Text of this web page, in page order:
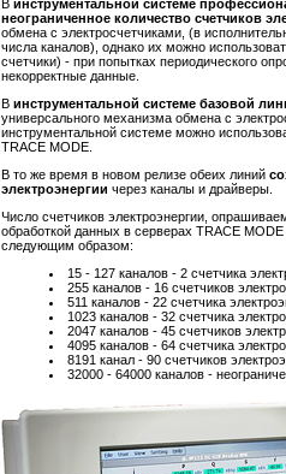
В инструментальной системе
неограниченное количество счетчиков
обмена с электросчетчиками, (в
числа каналов), однако их можно
счетчики) - при попытках периодического
некорректные данные.
В инструментальной системе базовой
универсального механизма обмена с
инструментальной системе можно
TRACE MODE.
B то же время в новом релизе обеих линий
электроэнергии через каналы и драйверы.
Число счетчиков электроэнергии,
обработкой данных в серверах TRACE
следующим образом:
15 - 127 каналов - 2 счетчика
255 каналов - 16 счетчиков
511 каналов - 22 счетчика
1023 каналов - 32 счетчика
2047 каналов - 45 счетчиков
4095 каналов - 64 счетчика
8191 канал - 90 счетчиков
32000 - 64000 каналов -